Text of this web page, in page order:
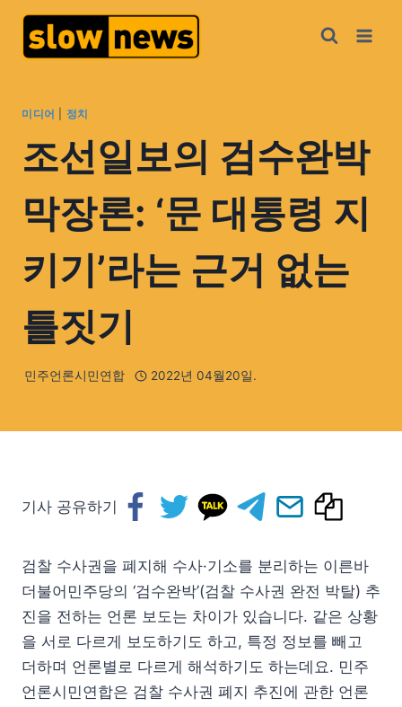
미디어 정치
조선일보의 검수완박
막장론: ‘문 대통령 지
키기’라는 근거 없는
틀짓기
민주언론시민연합 2022년 04월20일.
기사 공유하기
검찰 수사권을 폐지해 수사·기소를 분리하는 이른바
더불어민주당의 ‘검수완박’(검찰 수사권 완전 박탈) 추
진을 전하는 언론 보도는 차이가 있습니다. 같은 상황
을 서로 다르게 보도하기도 하고, 특정 정보를 빼고
더하며 언론별로 다르게 해석하기도 하는데요. 민주
언론시민연합은 검찰 수사권 폐지 추진에 관한 언론